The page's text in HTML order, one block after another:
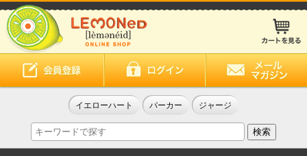
イエローハート パーカー ジャージ